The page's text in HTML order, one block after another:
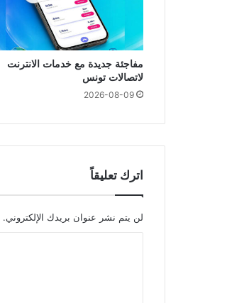
مفاجئة جديدة مع خدمات الانترنت
لاتصالات تونس
2026-08-09
اترك تعليقاً
لن يتم نشر عنوان بريدك الإلكتروني.